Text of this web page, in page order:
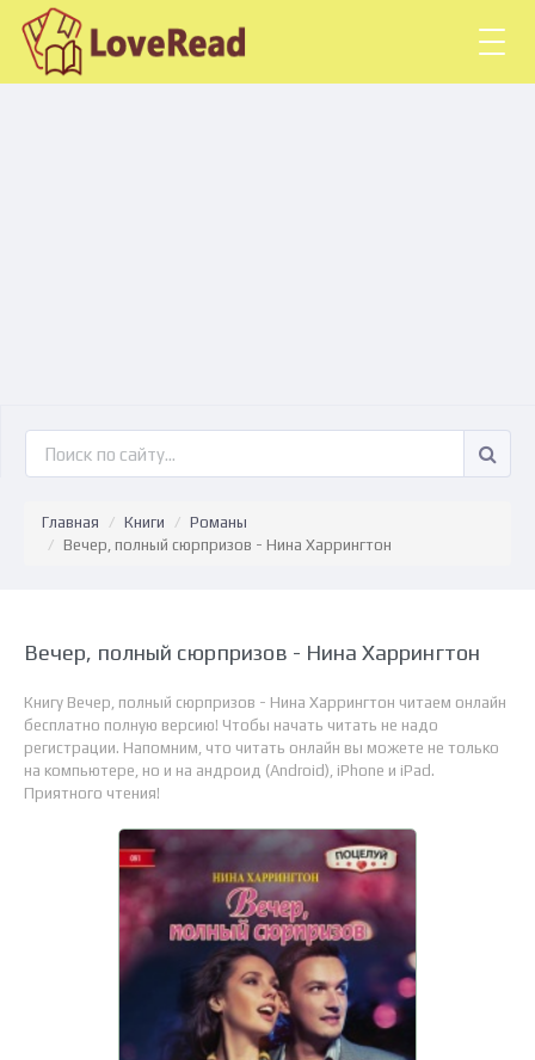
Главная Книги
Романы
Вечер, полный сюрпризов - Нина Харрингтон
Вечер, полный сюрпризов - Нина Харрингтон
Книгу Вечер, полный сюрпризов - Нина Харрингтон читаем онлайн
бесплатно полную версию! Чтобы начать читать не надо
регистрации. Напомним, что читать онлайн вы можете не только
на компьютере, но и на андроид (Android), iPhone и iPad.
Приятного чтения!